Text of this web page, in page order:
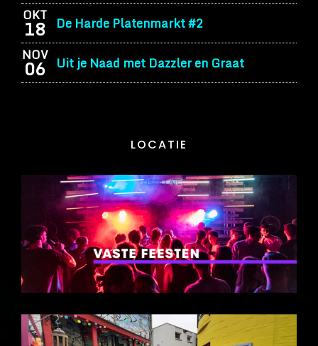
OKT
18 De Harde Platenmarkt #2
NOV
06 Uit je Naad met Dazzler en Graat
LOCATIE